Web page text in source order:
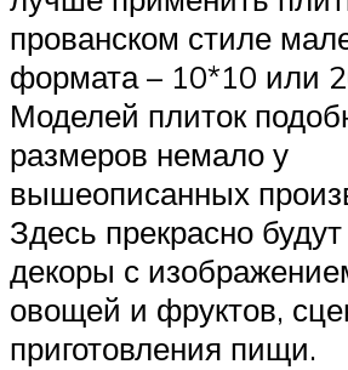
прованском стиле
формата – 10*10 или
Моделей плиток
размеров немало у
вышеописанных
Здесь прекрасно
декоры с
овощей и фруктов,
приготовления пищи.